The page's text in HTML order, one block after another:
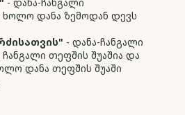
ხოლო დანა ზემოდან დევს
- დანა-ჩანგალი
თეფშის შუაშია და
დანა თეფშის შუაში